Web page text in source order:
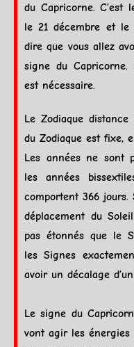
du Capricorne. C’est
le 21 décembre et
dire que vous allez
signe du Capricorne.
est nécessaire.
Le Zodiaquedistance
du Zodiaque est fixe,
Les années ne sont
les années
comportent 366 jours.
déplacement duSoleil
pas étonnés que le
lesSignes
avoir un décalage
Le signe du
vont agir les énergies